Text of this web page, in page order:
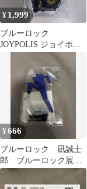
¥ 1,999
ブルーロック
JOYPOLIS ジョイポリ
ス 3 アクリルスタンド
¥666
ブルーロック 凪誠士
郎 ブルーロック展
アクリルスタンド